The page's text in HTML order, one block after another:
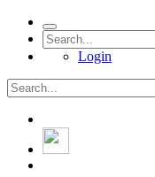
Login